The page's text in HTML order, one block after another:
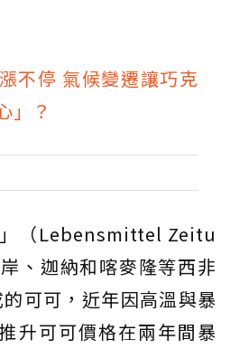
不停 氣候變遷讓巧克
」？
（Lebensmittel Zeitu
、迦納和喀麥隆等西非
可可，近年因高溫與暴
升可可價格在兩年間暴